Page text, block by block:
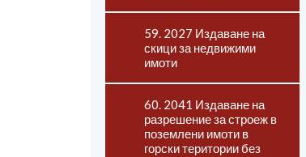
59. 2027 Издаване на
скици за недвижими
имоти
60. 2041 Издаване на
разрешение за строеж в
поземлени имоти в
горски територии без